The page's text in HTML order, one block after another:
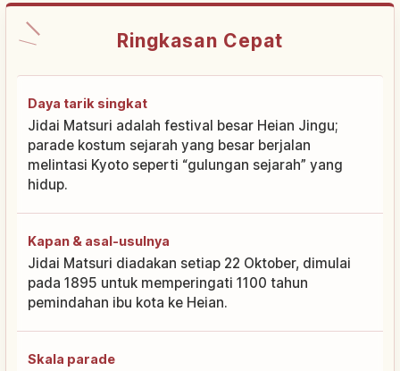
Ringkasan Cepat
Daya tarik singkat
Jidai Matsuri adalah festival besar Heian Jingu;
parade kostum sejarah yang besar berjalan
melintasi Kyoto seperti “gulungan sejarah” yang
hidup.
Kapan & asal-usulnya
Jidai Matsuri diadakan setiap 22 Oktober, dimulai
pada 1895 untuk memperingati 1100 tahun
pemindahan ibu kota ke Heian.
Skala parade